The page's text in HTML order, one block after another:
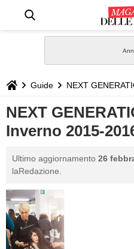
STILE
BIOGRAFIE
DEFINIZIONI
GASTRONOMIA
CAPELLI
Guide NEXT
NEXT
Inverno 2015-
Ultimo aggiornamento 26
laRedazione.